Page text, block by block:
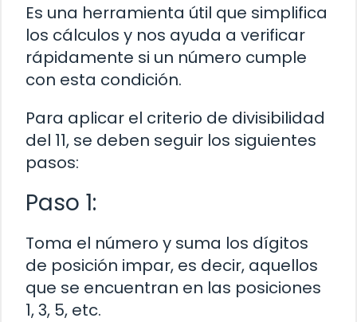
Es una herramienta útil que simplifica
los cálculos y nos ayuda a verificar
rápidamente si un número cumple
con esta condición.
Para aplicar el criterio de divisibilidad
del 11, se deben seguir los siguientes
pasos:
Paso 1:
Toma el número y suma los dígitos
de posición impar, es decir, aquellos
que se encuentran en las posiciones
1, 3, 5, etc.